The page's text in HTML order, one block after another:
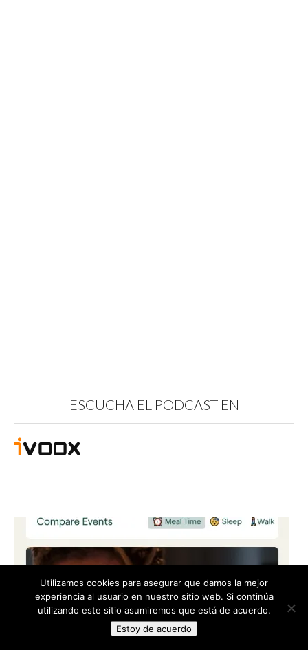
ESCUCHA EL PODCAST EN
Utilizamos cookies para asegurar que damos la mejor
experiencia al usuario en nuestro sitio web. Si continúa
utilizando este sitio asumiremos que está de acuerdo.
Estoy de acuerdo